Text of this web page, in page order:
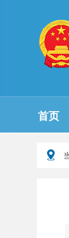
首页